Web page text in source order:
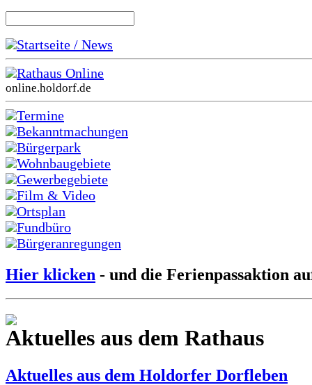
Startseite / News
Rathaus Online
online.holdorf.de
Termine
Bekanntmachungen
Bürgerpark
Wohnbaugebiete
Gewerbegebiete
Film & Video
Ortsplan
Fundbüro
Bürgeranregungen
Hier klicken - und die Ferienpassaktion
Aktuelles aus dem Rathaus
Aktuelles aus dem Holdorfer Dorfleben